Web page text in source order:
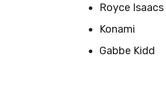
Royce Isaacs
Konami
Gabbe Kidd